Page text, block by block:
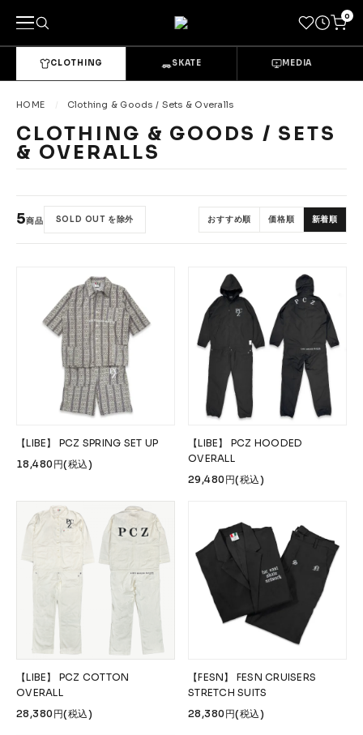
0
カテゴリーから探す
Tops Bottoms
Headwear Bags & Pouches
Gloves Shoes
Accessories &
Goods
SKATE →
Complete Decks
Wheels
Bearings
Griptape Safety Gear
Skate Bags & Cases Tools & Maintenance
MEDIA & PROJECTS →
Media
ブランドから探す
CLOTHING SKATE MEDIA
HOME Clothing & Goods / Sets & Overalls
CLOTHING & GOODS / SETS
& OVERALLS
5商品 SOLD OUT を除外 おすすめ順 価格順 新着順
【LIBE】 PCZ SPRING SET UP
18,480円(税込)
【LIBE】 PCZ HOODED
OVERALL
29,480円(税込)
【LIBE】 PCZ COTTON
OVERALL
28,380円(税込)
【FESN】 FESN CRUISERS
STRETCH SUITS
28,380円(税込)